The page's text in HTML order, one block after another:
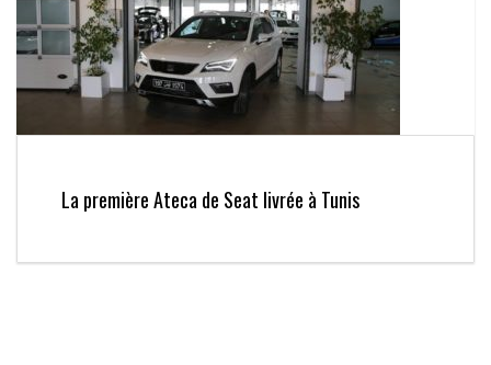
La première Ateca de Seat livrée à Tunis